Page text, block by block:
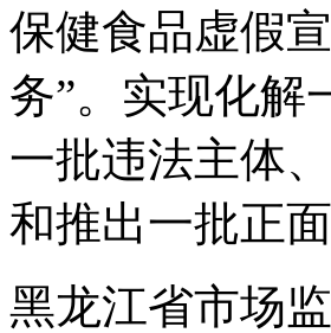
保健食品虚假
务”。实现化解
一批违法主体
和推出一批正
黑龙江省市场